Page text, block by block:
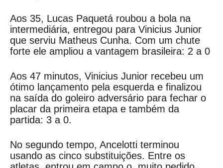
Aos 35, Lucas Paquetá roubou a bola na
intermediária, entregou para Vinicius Junior
que serviu Matheus Cunha. Com um chute
forte ele ampliou a vantagem brasileira: 2 a 0
Aos 47 minutos, Vinicius Junior recebeu um
ótimo lançamento pela esquerda e finalizou
na saída do goleiro adversário para fechar o
placar da primeira etapa e também da
partida: 3 a 0.
No segundo tempo, Ancelotti terminou
usando as cinco substituições. Entre os